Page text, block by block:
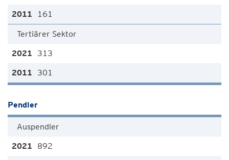
161
Tertiärer Sektor
313
301
Pendler
Auspendler
892